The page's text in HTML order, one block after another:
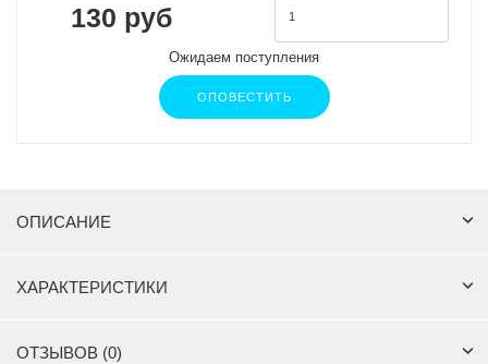
130 руб
Ожидаем поступления
ОПОВЕСТИТЬ
ОПИСАНИЕ
ХАРАКТЕРИСТИКИ
ОТЗЫВОВ (0)